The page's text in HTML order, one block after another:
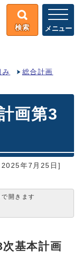
検索 メニュー
み 総合計画
画第3
2025年7月25日]
開きます
基本計画